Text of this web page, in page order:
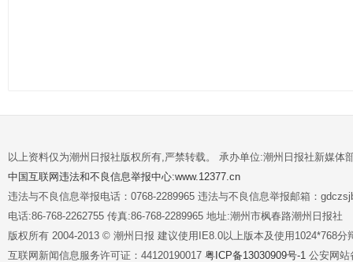
以上资料仅为潮州日报社版权所有,严禁转载。 承办单位:潮州日报社新媒体
中国互联网违法和不良信息举报中心:www.12377.cn
违法与不良信息举报电话：0768-2289965 违法与不良信息举报邮箱：
电话:86-768-2262755 传真:86-768-2289965 地址:潮州市枫春路潮州日报社
版权所有 2004-2013 © 潮州日报 建议使用IE8.0以上版本及使用1024*768分
互联网新闻信息服务许可证：44120190017 粤ICP备13030909号-1 公安网站